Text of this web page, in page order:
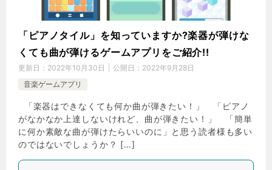
「ピアノタイル」を知っていますか?楽器が弾けな
くても曲が弾けるゲームアプリをご紹介!!
更新日： 2022年10月30日 公開日： 2022年9月28日
音楽ゲームアプリ
「楽器はできなくても何か曲が弾きたい！」 「ピアノ
がなかなか上達しないけれど、曲が弾きたい！」 「簡単
に何か素敵な曲が弾けたらいいのに」と思う読者様も多い
のではないでしょうか？ […]